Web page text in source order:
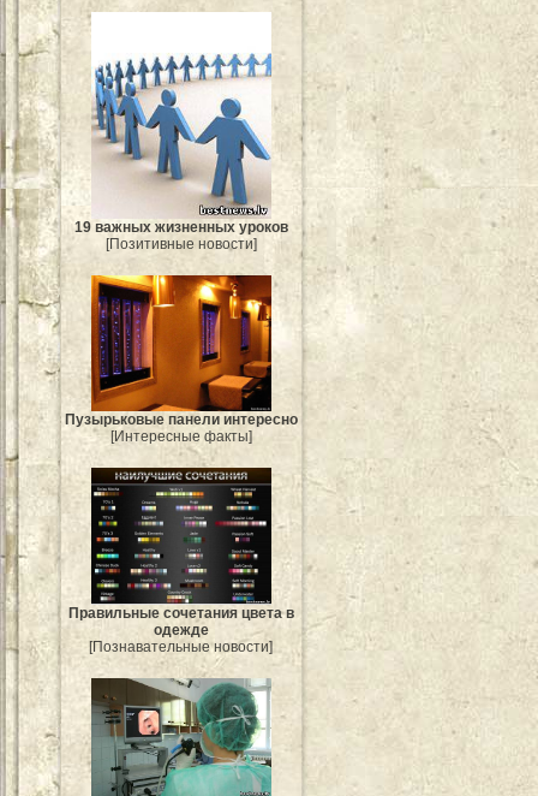
19 важных жизненных уроков
[Позитивные новости]
Пузырьковые панели интересно
[Интересные факты]
Правильные сочетания цвета в
одежде
[Познавательные новости]